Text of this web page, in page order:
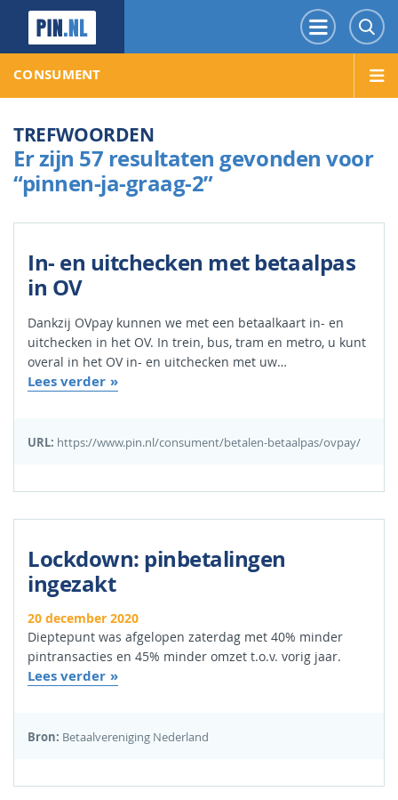
Menu
CONSUMENT
TREFWOORDEN
Er zijn 57 resultaten gevonden voor
“pinnen-ja-graag-2”
In- en uitchecken met betaalpas
in OV
Dankzij OVpay kunnen we met een betaalkaart in- en
uitchecken in het OV. In trein, bus, tram en metro, u kunt
overal in het OV in- en uitchecken met uw…
Lees verder
URL: https://www.pin.nl/consument/betalen-betaalpas/ovpay/
Lockdown: pinbetalingen
ingezakt
20 december 2020
Dieptepunt was afgelopen zaterdag met 40% minder
pintransacties en 45% minder omzet t.o.v. vorig jaar.
Lees verder
Bron: Betaalvereniging Nederland